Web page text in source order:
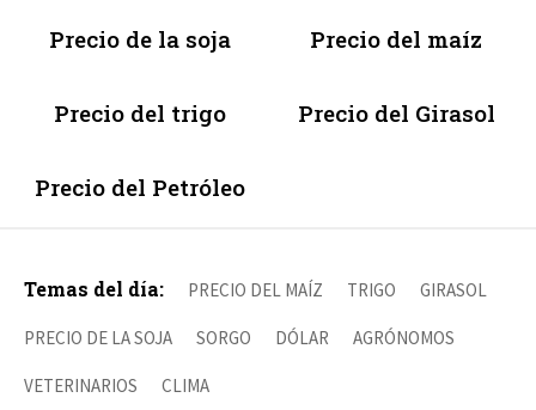
Precio de la soja Precio del maíz
Precio del trigo Precio del Girasol
Precio del Petróleo
Temas del día: PRECIO DEL MAÍZ TRIGO GIRASOL
PRECIO DE LA SOJA SORGO DÓLAR AGRÓNOMOS
VETERINARIOS CLIMA